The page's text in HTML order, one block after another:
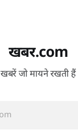
खबर.com
खबरें जो मायने रखती हैं